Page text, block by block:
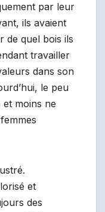
par leur
ils avaient
de quel bois ils
travailler
dans son
le peu
moins ne
et
des